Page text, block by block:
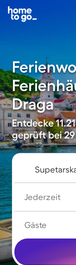
Draga
Entdecke
geprüft bei
Jederzeit
Gäste